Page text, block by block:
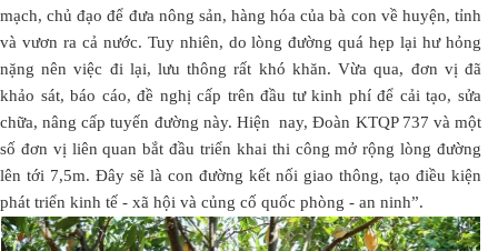
mạch, chủ đạo để đưa nông sản, hàng hóa của bà con về huyện, tỉnh
và vươn ra cả nước. Tuy nhiên, do lòng đường quá hẹp lại hư hỏng
nặng nên việc đi lại, lưu thông rất khó khăn. Vừa qua, đơn vị đã
khảo sát, báo cáo, đề nghị cấp trên đầu tư kinh phí để cải tạo, sửa
chữa, nâng cấp tuyến đường này. Hiện nay, Đoàn KTQP 737 và một
số đơn vị liên quan bắt đầu triển khai thi công mở rộng lòng đường
lên tới 7,5m. Đây sẽ là con đường kết nối giao thông, tạo điều kiện
phát triển kinh tế - xã hội và củng cố quốc phòng - an ninh”.